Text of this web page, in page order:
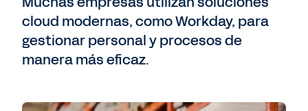
cloud modernas, como Workday, para
gestionar personal y procesos de
manera más eficaz.